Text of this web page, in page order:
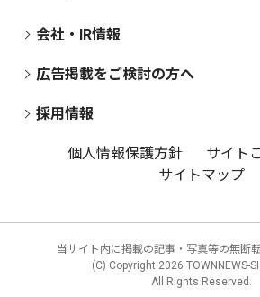
会社・IR情報
広告掲載をご検討の方へ
採用情報
個人情報保護方針
サイト
サイトマップ
当サイト内に掲載の記事・写真等の無断
(C) Copyright 2026 TOWNNEWS-
All Rights Reserved.